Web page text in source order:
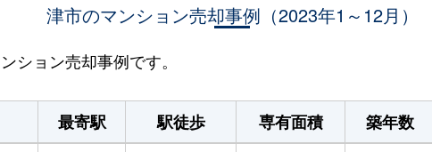
津市のマンション売却事例（2023年1～12月）
ション売却事例です。
最寄駅 駅徒歩 専有面積 築年数